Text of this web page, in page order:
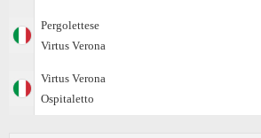
Pergolettese
Virtus Verona
Virtus Verona
Ospitaletto